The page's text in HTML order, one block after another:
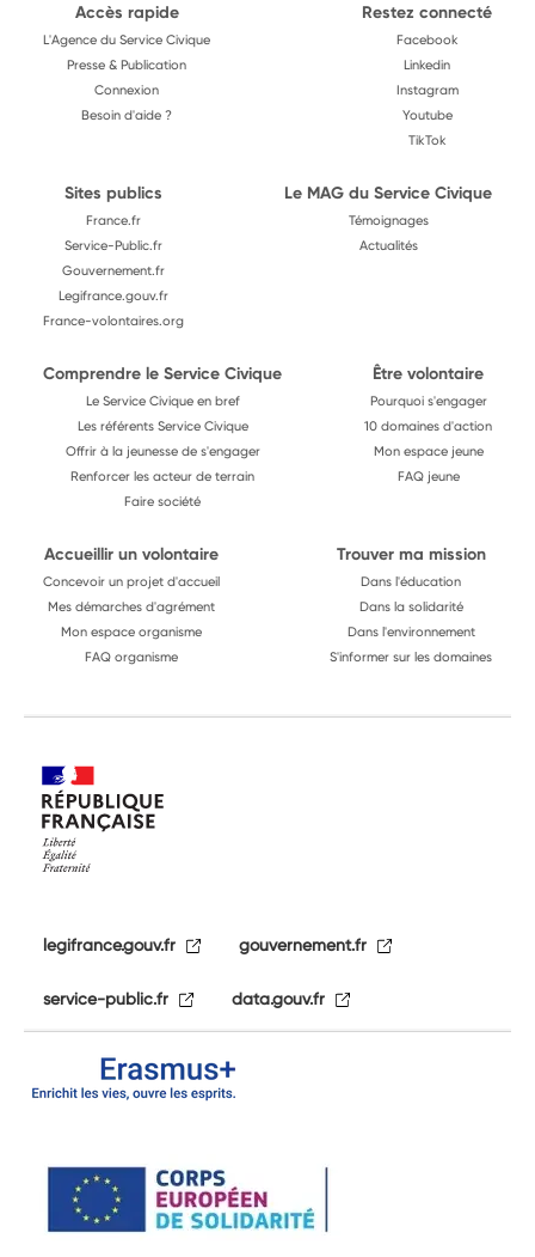
Accès rapide
L'Agence du Service Civique
Presse & Publication
Connexion
Besoin d'aide ?
Restez connecté
Facebook
Linkedin
Instagram
Youtube
TikTok
Sites publics
France.fr
Service-Public.fr
Gouvernement.fr
Legifrance.gouv.fr
France-volontaires.org
Le MAG du Service Civique
Témoignages
Actualités
Comprendre le Service Civique
Le Service Civique en bref
Les référents Service Civique
Offrir à la jeunesse de s'engager
Renforcer les acteur de terrain
Faire société
Être volontaire
Pourquoi s'engager
10 domaines d'action
Mon espace jeune
FAQ jeune
Accueillir un volontaire
Concevoir un projet d'accueil
Mes démarches d'agrément
Mon espace organisme
FAQ organisme
Trouver ma mission
Dans l'éducation
Dans la solidarité
Dans l'environnement
S'informer sur les domaines
legifrance.gouv.fr gouvernement.fr
service-public.fr data.gouv.fr